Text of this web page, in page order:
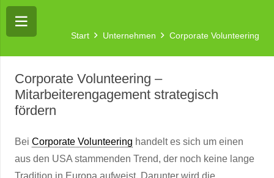
Start Unternehmen Corporate Volunteering
Corporate Volunteering –
Mitarbeiterengagement strategisch
fördern
Bei Corporate Volunteering handelt es sich um einen
aus den USA stammenden Trend, der noch keine lange
Tradition in Europa aufweist. Darunter wird die